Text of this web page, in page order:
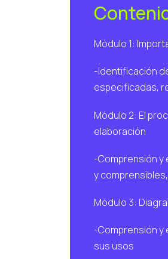
Módulo 1:
-Identificación
especificadas,
Módulo 2: El
elaboración
-Comprensión
y
Módulo 3:
-Comprensión y
sus usos